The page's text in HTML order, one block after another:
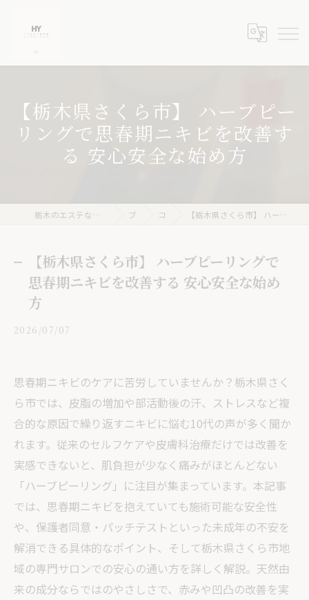
【栃木県さくら市】 ハーブピー
リングで思春期ニキビを改善す
る 安心安全な始め方
栃木のエステならニキビケア専門店 ハーブピーリングHY ブログ コラム 【栃木県さくら市】 ハーブピーリングで思春期ニキビを改善する 安心安全な始め方
【栃木県さくら市】 ハーブピーリングで
思春期ニキビを改善する 安心安全な始め
方
2026/07/07
思春期ニキビのケアに苦労していませんか？栃木県さく
ら市では、皮脂の増加や部活動後の汗、ストレスなど複
合的な原因で繰り返すニキビに悩む10代の声が多く聞か
れます。従来のセルフケアや皮膚科治療だけでは改善を
実感できないと、肌負担が少なく痛みがほとんどない
「ハーブピーリング」に注目が集まっています。本記事
では、思春期ニキビを抱えていても施術可能な安全性
や、保護者同意・パッチテストといった未成年の不安を
解消できる具体的なポイント、そして栃木県さくら市地
域の専門サロンでの安心の通い方を詳しく解説。天然由
来の成分ならではのやさしさで、赤みや凹凸の改善を実